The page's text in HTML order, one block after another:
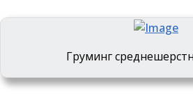
Груминг